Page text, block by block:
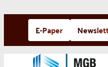
springen
E-Paper